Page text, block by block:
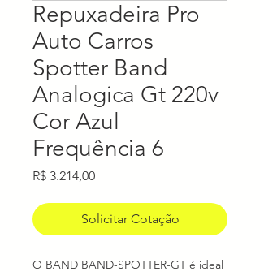
Repuxadeira Pro
Auto Carros
Spotter Band
Analogica Gt 220v
Cor Azul
Frequência 6
R$ 3.214,00Preço
Solicitar Cotação
O BAND BAND-SPOTTER-GT é ideal